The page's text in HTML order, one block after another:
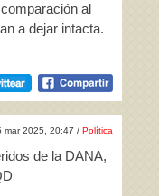
al
a dejar intacta.
mar 2025, 20:47 / Política
de la DANA,